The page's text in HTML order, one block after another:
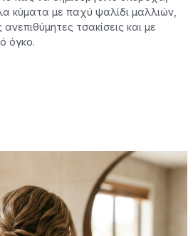
κύματα με παχύ ψαλίδι μαλλιών,
ανεπιθύμητες τσακίσεις και με
όγκο.